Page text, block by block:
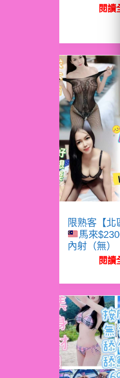
閱讀
限熟客【北
馬來
內射（無）
閱讀